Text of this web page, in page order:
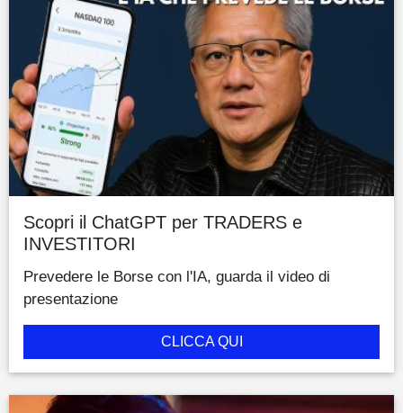
Scopri il ChatGPT per TRADERS e
INVESTITORI
Prevedere le Borse con l'IA, guarda il video di
presentazione
CLICCA QUI